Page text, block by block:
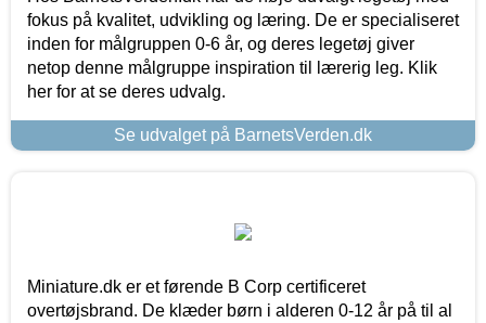
fokus på kvalitet, udvikling og læring. De er specialiseret
inden for målgruppen 0-6 år, og deres legetøj giver
netop denne målgruppe inspiration til lærerig leg. Klik
her for at se deres udvalg.
Se udvalget på BarnetsVerden.dk
Miniature.dk er et førende B Corp certificeret
overtøjsbrand. De klæder børn i alderen 0-12 år på til al